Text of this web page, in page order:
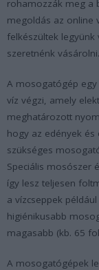
rohamozzák meg a
megoldás az online
felkészültek
szeretnénk vásárolni.
A mosogatógép
víz végzi, amely
meghatározott
hogy az edények és
szükséges
Speciális mosószer
így lesz teljesen
a vízcseppek
higiénikusabb
magasabb (kb. 65
A mosogatógépek